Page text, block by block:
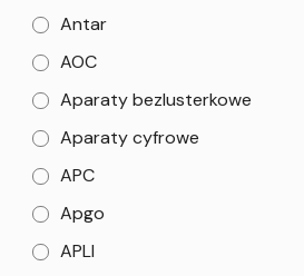
Antar
AOC
Aparaty bezlusterkowe
Aparaty cyfrowe
APC
Apgo
APLI